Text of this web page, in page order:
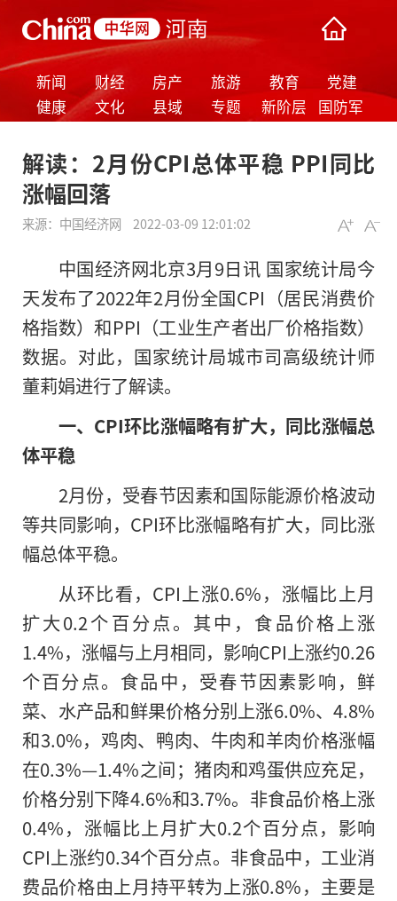
新闻 财经 房产 旅游 教育
党建
健康
文化 县域 专题 新阶层
国防军
解读：2月份CPI总体平稳 PPI同比
涨幅回落
来源： 中国经济网 2022-03-09 12:01:02
中国经济网北京3月9日讯 国家统计局今
天发布了2022年2月份全国CPI（居民消费价
格指数）和PPI（工业生产者出厂价格指数）
数据。对此，国家统计局城市司高级统计师
董莉娟进行了解读。
一、CPI环比涨幅略有扩大，同比涨幅总
体平稳
2月份，受春节因素和国际能源价格波动
等共同影响，CPI环比涨幅略有扩大，同比涨
幅总体平稳。
从环比看，CPI上涨0.6%，涨幅比上月
扩大0.2个百分点。其中，食品价格上涨
1.4%，涨幅与上月相同，影响CPI上涨约0.26
个百分点。食品中，受春节因素影响，鲜
菜、水产品和鲜果价格分别上涨6.0%、4.8%
和3.0%，鸡肉、鸭肉、牛肉和羊肉价格涨幅
在0.3%—1.4%之间；猪肉和鸡蛋供应充足，
价格分别下降4.6%和3.7%。非食品价格上涨
0.4%，涨幅比上月扩大0.2个百分点，影响
CPI上涨约0.34个百分点。非食品中，工业消
费品价格由上月持平转为上涨0.8%，主要是